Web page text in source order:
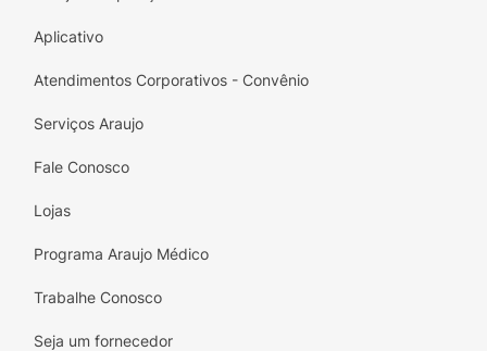
Aplicativo
Atendimentos Corporativos - Convênio
Serviços Araujo
Fale Conosco
Lojas
Programa Araujo Médico
Trabalhe Conosco
Seja um fornecedor